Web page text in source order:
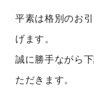
平素は格別のお
げます。
誠に勝手ながら
ただきます。